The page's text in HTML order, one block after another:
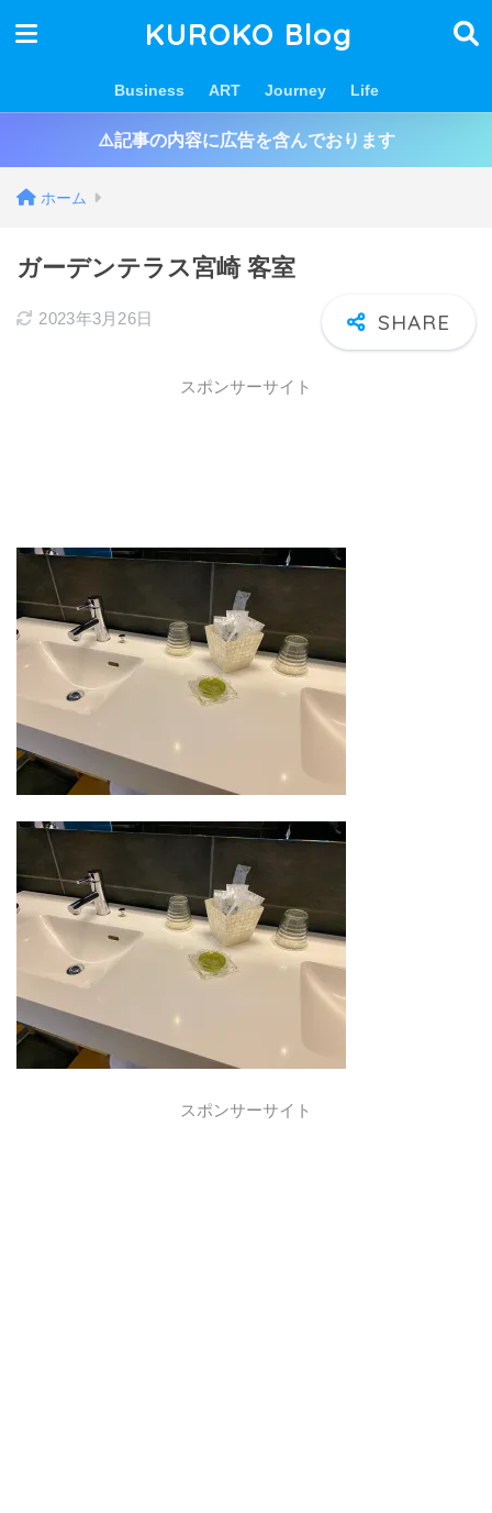
KUROKO Blog
Business ART Journey Life
⚠️記事の内容に広告を含んでおります
ホーム
ガーデンテラス宮崎 客室
2023年3月26日
スポンサーサイト
スポンサーサイト